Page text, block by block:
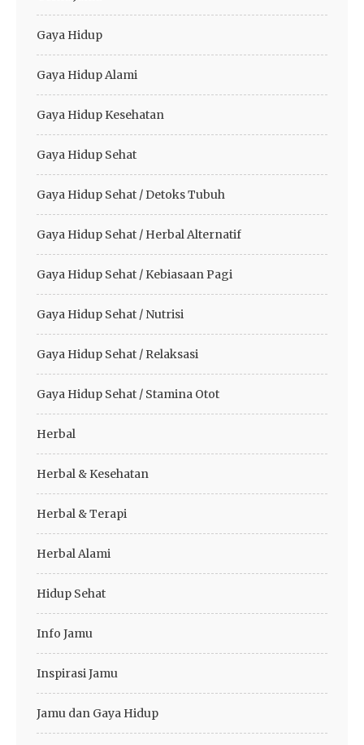
Gaya Hidup
Gaya Hidup Alami
Gaya Hidup Kesehatan
Gaya Hidup Sehat
Gaya Hidup Sehat / Detoks Tubuh
Gaya Hidup Sehat / Herbal Alternatif
Gaya Hidup Sehat / Kebiasaan Pagi
Gaya Hidup Sehat / Nutrisi
Gaya Hidup Sehat / Relaksasi
Gaya Hidup Sehat / Stamina Otot
Herbal
Herbal & Kesehatan
Herbal & Terapi
Herbal Alami
Hidup Sehat
Info Jamu
Inspirasi Jamu
Jamu dan Gaya Hidup